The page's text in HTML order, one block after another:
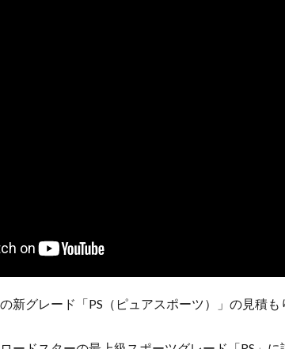
新グレード「PS（ピュアスポーツ）」の見積